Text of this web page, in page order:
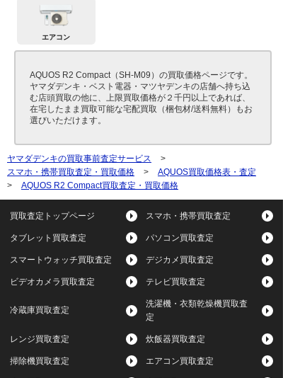
エアコン
AQUOS R2 Compact（SH-M09）の買取価格ページです。
ヤマダデンキ・ベスト電器・マツヤデンキの店舗へ持ち込
む店頭買取の他に、上限買取価格が２千円以上であれば、
在宅したまま買取可能な宅配買取（梱包材/送料無料）もお
選びいただけます。
ヤマダデンキの買取事前査定サービス
>
スマホ・携帯買取査定・買取価格
>
AQUOS買取価格表・査定
>
AQUOS R2 Compact買取査定・買取価格
買取査定トップページ スマホ・携帯買取査定
タブレット買取査定 パソコン買取査定
スマートウォッチ買取査定 デジカメ買取査定
ビデオカメラ買取査定 テレビ買取査定
冷蔵庫買取査定
洗濯機・衣類乾燥機買取査
定
レンジ買取査定 炊飯器買取査定
掃除機買取査定 エアコン買取査定